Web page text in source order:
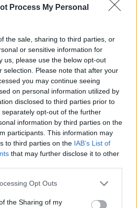
Process My Personal
the sale, sharing to third parties, or
or sensitive information for
us, please use the below opt-out
selection. Please note that after your
you may continue seeing
on personal information utilized by
disclosed to third parties prior to
opt-out of the further
information by third parties on the
participants. This information may
to third parties on the IAB’s List of
that may further disclose it to other
app uses one or more Google
or usage behaviour. You may click to
Opt Outs
the Sharing of my